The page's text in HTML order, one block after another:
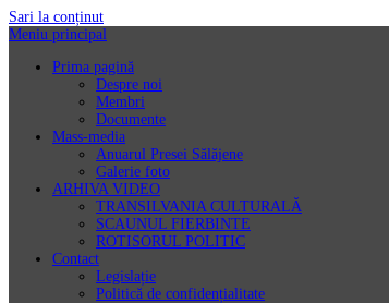
Sari la conținut
Meniu principal
Prima pagină
Despre noi
Membri
Documente
Mass-media
Anuarul Presei Sălăjene
Galerie foto
ARHIVA VIDEO
TRANSILVANIA CULTURALĂ
SCAUNUL FIERBINTE
ROTISORUL POLITIC
Contact
Legislație
Politică de confidențialitate